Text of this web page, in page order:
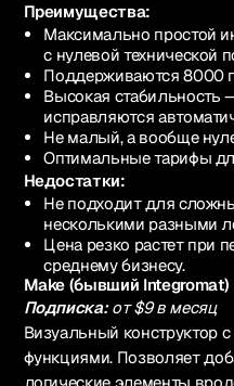
Преимущества:
Максимально простой
с нулевой технической
Поддерживаются 8000
Высокая стабильность
исправляются
Не малый, а вообще
Оптимальные тарифы
Недостатки:
Не подходит для
несколькими разными
Цена резко растет при
среднему бизнесу.
Make (бывший Integromat)
Подписка:от $9 в месяц
Визуальный конструктор
функциями. Позволяет